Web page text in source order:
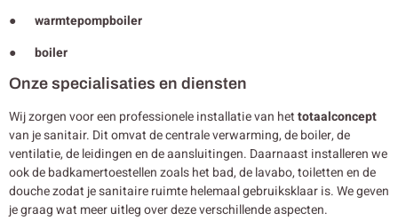
● warmtepompboiler
● boiler
Onze specialisaties en diensten
Wij zorgen voor een professionele installatie van hettotaalconcept
van je sanitair. Dit omvat de centrale verwarming, de boiler, de
ventilatie, de leidingen en de aansluitingen. Daarnaast installeren we
ook de badkamertoestellen zoals het bad, de lavabo, toiletten en de
douche zodat je sanitaire ruimte helemaal gebruiksklaar is. We geven
je graag wat meer uitleg over deze verschillende aspecten.